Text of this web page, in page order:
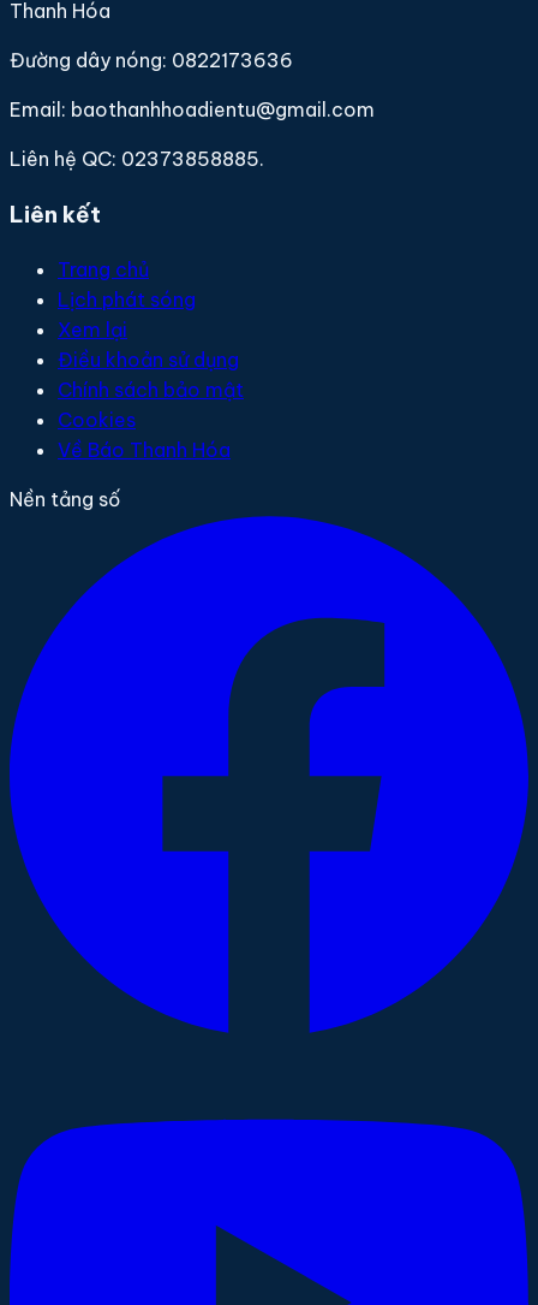
Thanh Hóa
Đường dây nóng: 0822173636
Email: baothanhhoadientu@gmail.com
Liên hệ QC: 02373858885.
Liên kết
Trang chủ
Lịch phát sóng
Xem lại
Điều khoản sử dụng
Chính sách bảo mật
Cookies
Về Báo Thanh Hóa
Nền tảng số